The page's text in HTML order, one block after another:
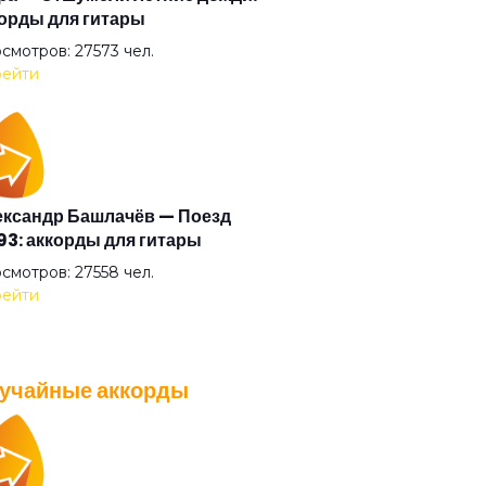
и целуй меня
для гитары
27573 чел.
Башлачёв — Поезд
аккорды для гитары
27558 чел.
— Плохо танцевать: аккорды
аккорды